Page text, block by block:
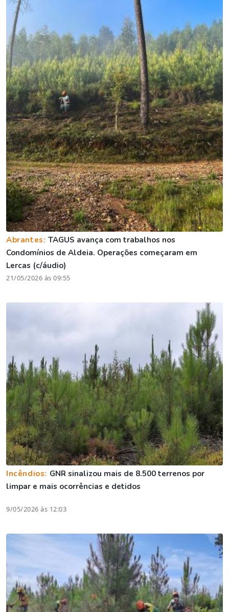
Abrantes:TAGUS avança com trabalhos nos
Condomínios de Aldeia. Operações começaram em
Lercas (c/áudio)
21/05/2026 às 09:55
Incêndios: GNR sinalizou mais de 8.500 terrenos por
limpar e mais ocorrências e detidos
9/05/2026 às 12:03